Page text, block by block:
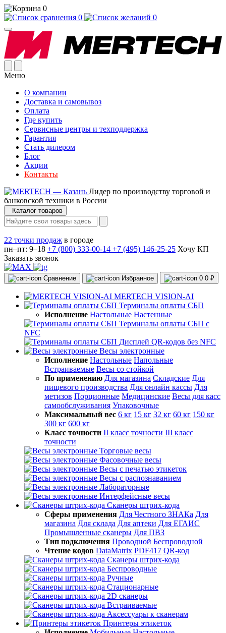
0
0
0
Меню
О компании
Доставка и самовывоз
Оплата
Где купить
Сервисные центры и техподдержка
Гарантия
Стать дилером
Блог
Акции
Контакты
Лидер по производству торговой и
банковской техники в России
Каталог товаров
22 точки продаж в городе
пн–пт: 9–18 +7 (800) 333-00-14 +7 (495) 146-25-25 Хочу КП
Заказать звонок
Сравнение Избранное 0 0 ₽
MERTECH VISION-AI
Терминалы оплаты СБП
Исполнение Настольные Настенные
Терминалы оплаты СБП с
NFC
Дисплей QR-кодов без NFC
Весы электронные
Исполнение Настольные Напольные
Встраиваемые Весы со стойкой
По применению Для магазина Складские Для
пищевого производства Для онлайн кассы Для
метизов Порционные Медицинские Весы для касс
самообслуживания Упаковочные
Максимальный вес 6 кг 15 кг 32 кг 60 кг 150 кг
300 кг 600 кг
Класс точности II класс точности III класс
точности
Торговые весы
Фасовочные весы
Весы с печатью этикеток
Весы с распознаванием
Лабораторные
Интерфейсные весы
Сканеры штрих-кода
Сферы применения Для Честного ЗНАКа Для
магазина Для склада Для аптеки Для ЕГАИС
Промышленные сканеры Для ПВЗ
Тип подключения Проводной Беспроводной
Чтение кодов DataMatrix PDF417 QR-код
Сканеры штрих-кода
Беспроводные
Ручные
Стационарные
2D сканеры
Встраиваемые
Аксессуары к сканерам
Принтеры этикеток